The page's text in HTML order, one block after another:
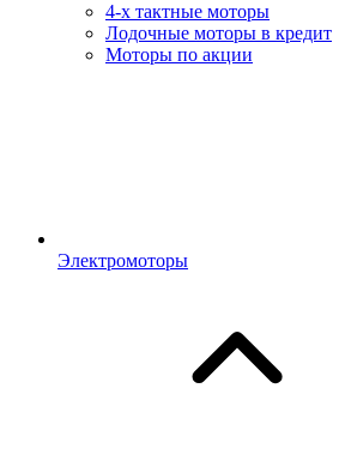
4-х тактные моторы
Лодочные моторы в кредит
Моторы по акции
Электромоторы